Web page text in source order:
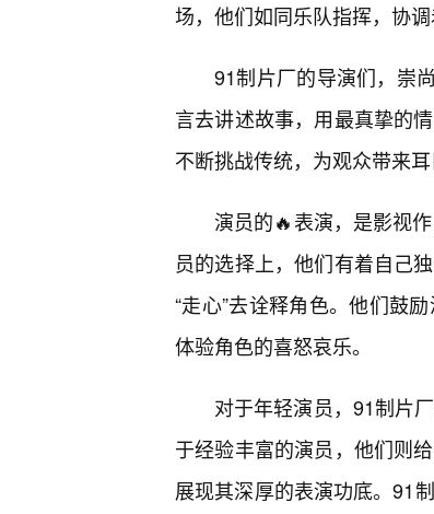
场，他们如同乐队指挥，协
91制片厂的导演们，崇
言去讲述故事，用最真挚的
不断挑战传统，为观众带来耳
演员的🔥表演，是影视
员的选择上，他们有着自己
“走心”去诠释角色。他们鼓
体验角色的喜怒哀乐。
对于年轻演员，91制片
于经验丰富的演员，他们则
展现其深厚的表演功底。91